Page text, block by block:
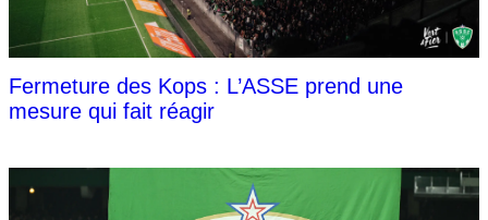
Fermeture des Kops : L’ASSE prend une
mesure qui fait réagir